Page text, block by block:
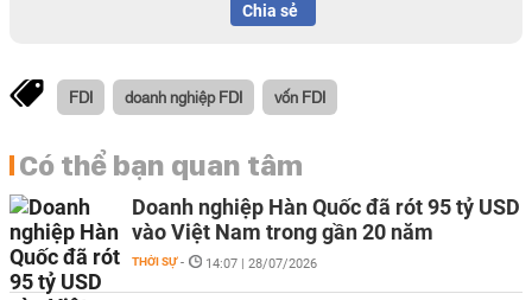
Chia sẻ
FDI doanh nghiệp FDI vốn FDI
Có thể bạn quan tâm
Doanh nghiệp Hàn Quốc đã rót 95 tỷ USD
vào Việt Nam trong gần 20 năm
THỜI SỰ - 14:07 | 28/07/2026